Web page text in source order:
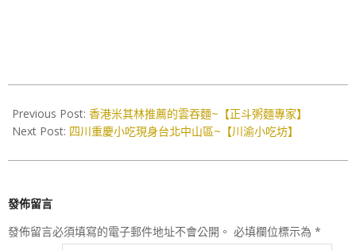
10-
09
Previous Post: 香港米其林推薦的雲吞麵~【正斗粥麵專家】
Next Post: 四川重慶小吃現身台北中山區~【川渝小吃坊】
發佈留言
發佈留言必須填寫的電子郵件地址不會公開。 必填欄位標示為 *